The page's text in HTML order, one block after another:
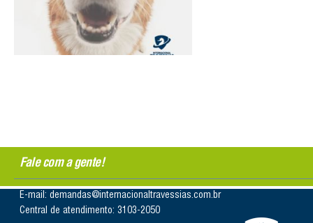
Fale com a gente!
E-mail: demandas@internacionaltravessias.com.br
Central de atendimento: 3103-2050